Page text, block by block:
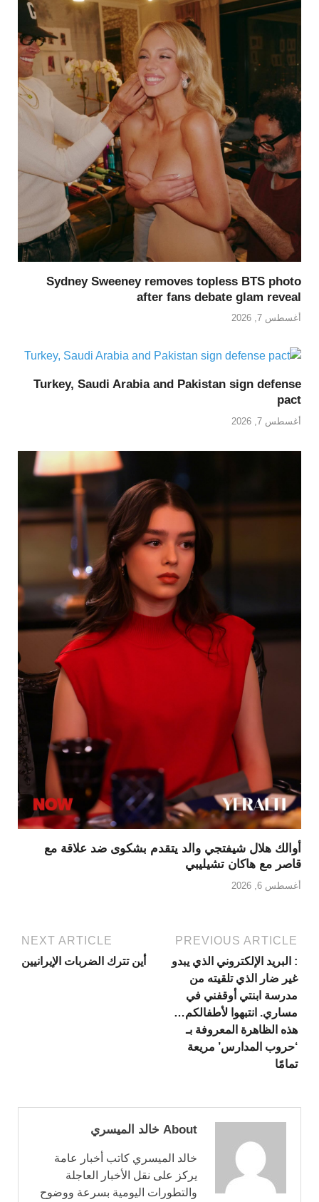
Sydney Sweeney removes topless BTS photo
after fans debate glam reveal
أغسطس 7, 2026
Turkey, Saudi Arabia and Pakistan sign defense
pact
أغسطس 7, 2026
أوالك هلال شيفتجي والد يتقدم بشكوى ضد علاقة مع
قاصر مع هاكان تشيليبي
أغسطس 6, 2026
PREVIOUS ARTICLE
: البريد الإلكتروني الذي يبدو
غير ضار الذي تلقيته من
مدرسة ابنتي أوقفني في
مساري. انتبهوا لأطفالكم…
هذه الظاهرة المعروفة بـ
‘حروب المدارس’ مريعة
تمامًا
NEXT ARTICLE
أين تترك الضربات الإيرانيين
About خالد الميسري
خالد الميسري كاتب أخبار عامة
يركز على نقل الأخبار العاجلة
والتطورات اليومية بسرعة ووضوح